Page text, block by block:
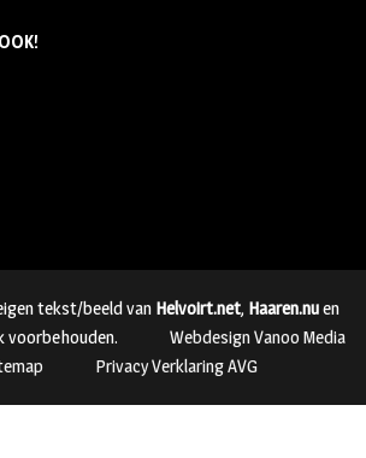
tekst/beeld van Helvoirt.net, Haaren.nuen
Webdesign Vanoo Media
Privacy Verklaring AVG